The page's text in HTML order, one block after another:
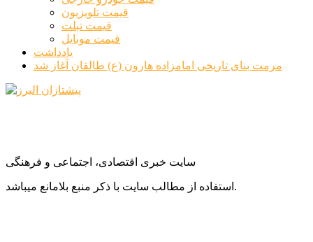
قیمت تلویزیون
قیمت تبلت
قیمت موبایل
یادداشت
مرمت بنای تاریخی امامزاده هارون (ع) طالقان آغاز شد
سایت خبری اقتصادی، اجتماعی و فرهنگی
استفاده از مطالب سایت با ذکر منبع بلامانع میباشد.